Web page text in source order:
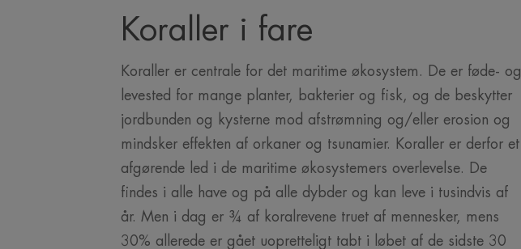
Koraller i fare
Koraller er centrale for det maritime økosystem. De er føde- og
levested for mange planter, bakterier og fisk, og de beskytter
jordbunden og kysterne mod afstrømning og/eller erosion og
mindsker effekten af orkaner og tsunamier. Koraller er derfor et
afgørende led i de maritime økosystemers overlevelse. De
findes i alle have og på alle dybder og kan leve i tusindvis af
år. Men i dag er ¾ af koralrevene truet af mennesker, mens
30% allerede er gået uopretteligt tabt i løbet af de sidste 30